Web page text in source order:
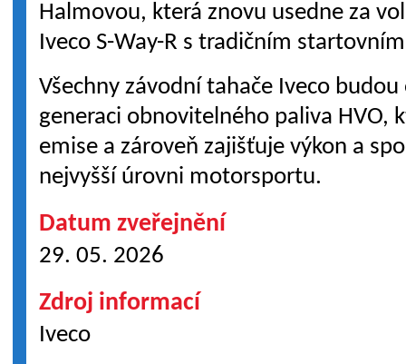
Halmovou, která znovu usedne za
Iveco S-Way-R s tradičním
Všechny závodní tahače Iveco
generaci obnovitelného paliva HVO,
emise a zároveň zajišťuje výkon a
nejvyšší úrovni motorsportu.
Datum zveřejnění
29. 05. 2026
Zdroj informací
Iveco